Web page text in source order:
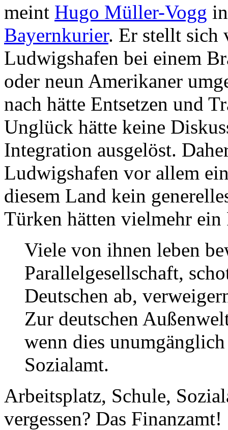
meint Hugo Müller-Vogg
Bayernkurier. Er stellt sich
Ludwigshafen bei einem
oder neun Amerikaner
nach hätte Entsetzen und
Unglück hätte keine
Integration ausgelöst.
Ludwigshafen vor allem
diesem Land kein
Türken hätten vielmehr
Viele von ihnen leben
Parallelgesellschaft,
Deutschen ab,
Zur deutschen
wenn dies
Sozialamt.
Arbeitsplatz, Schule,
vergessen? Das Finanzamt!